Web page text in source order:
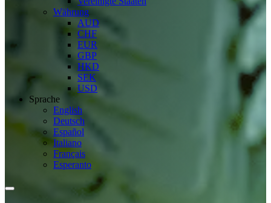
Währung
AUD
CHF
EUR
GBP
HKD
SEK
USD
Sprache
English
Deutsch
Español
Italiano
Français
Esperanto